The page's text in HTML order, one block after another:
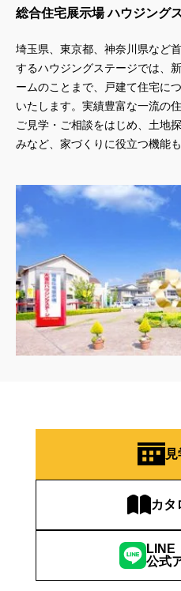
総合住宅展示場 ハウジング
埼玉県、東京都、神奈川県など
するハウジングステージでは、
ームのことまで、戸建て住宅に
いたします。実績豊富な一流の
ご見学・ご相談をはじめ、土地
みなど、家づくりに役立つ機能も
カタ
LINE
公式